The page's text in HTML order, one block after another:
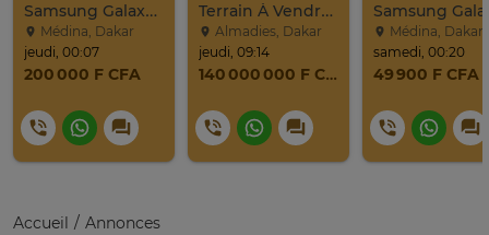
Samsung Galaxy Z Flip 5 Venant 256go Ram 8go 5g
Médina, Dakar
jeudi, 00:07
200 000 F CFA
Terrain À Vendre À La BOA, Ngor-Almadies, Recasement
Almadies, Dakar
jeudi, 09:14
140 000 000 F CFA
Médina, Dakar
samedi, 00:20
49 900 F CFA
Accueil Annonces